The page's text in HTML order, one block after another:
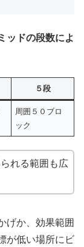
ッドの段数によ
５段
周囲５０ブロ
ック
れる範囲も広
げか、効果範囲
が低い場所にビ